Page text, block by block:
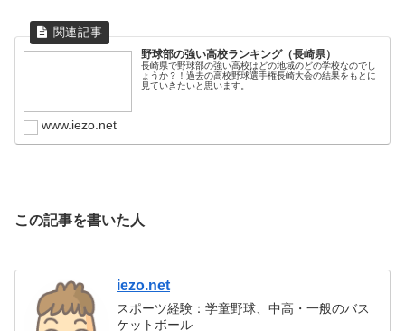
野球部の強い高校ランキング（長崎県）
長崎県で野球部の強い高校はどの地域のどの学校なのでし
ょうか？！過去の高校野球選手権長崎大会の結果をもとに
見ていきたいと思います。
www.iezo.net
この記事を書いた人
iezo.net
スポーツ経験：学童野球、中高・一般のバス
ケットボール